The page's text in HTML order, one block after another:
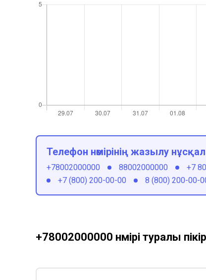
Телефон нөмірінің жазылу
+78002000000 88002000000 +7
+7 (800) 200-00-00
8 (800) 200-00-
+78002000000 нөмірі туралы